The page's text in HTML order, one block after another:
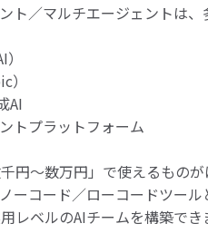
ト／マルチエージェントは、
AI
トプラットフォーム
円〜数万円」で使えるものが
ーコード／ローコードツー
レベルのAIチームを構築でき